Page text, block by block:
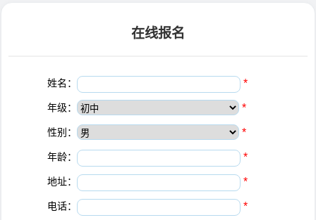
在线报名
姓名： *
年级： *
性别： *
年龄： *
地址： *
电话： *